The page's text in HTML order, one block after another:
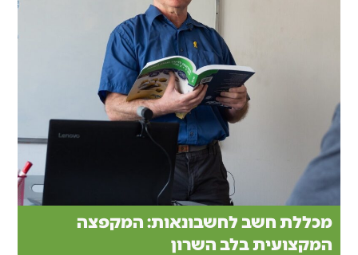
מכללת חשב לחשבונאות: המקפצה
המקצועית בלב השרון